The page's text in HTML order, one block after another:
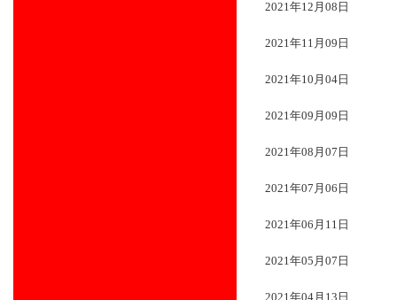
2021年12月08日
2021年11月09日
2021年10月04日
2021年09月09日
2021年08月07日
2021年07月06日
2021年06月11日
2021年05月07日
2021年04月13日